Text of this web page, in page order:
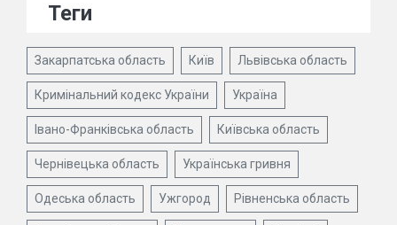
Теги
Закарпатська область Київ Львівська область
Кримінальний кодекс України Україна
Івано-Франківська область Київська область
Чернівецька область Українська гривня
Одеська область Ужгород Рівненська область